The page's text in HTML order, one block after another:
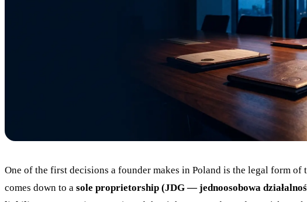
One of the first decisions a founder makes in Poland is the legal form of
comes down to a sole proprietorship (JDG — jednoosobowa